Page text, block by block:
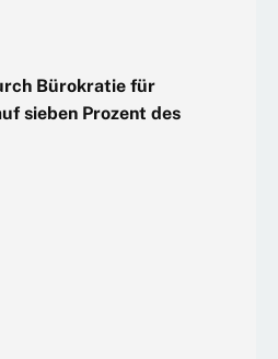
Bürokratie für
sieben Prozent des